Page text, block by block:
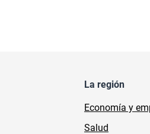
La región
Economía y
Salud